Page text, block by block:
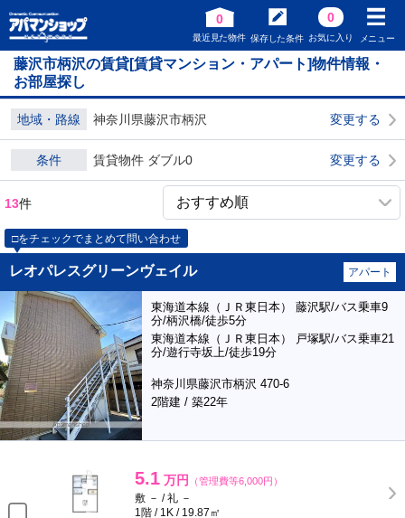
0
最近見た物件 保存した条件
0
お気に入り メニュー
藤沢市柄沢の賃貸[賃貸マンション・アパート]物件情報・
お部屋探し
地域・路線 神奈川県藤沢市柄沢 変更する
条件 賃貸物件 ダブル0 変更する
13件
□をチェックでまとめて問い合わせ
レオパレスグリーンヴェイル アパート
東海道本線（ＪＲ東日本） 藤沢駅/バス乗車9
分/柄沢橋/徒歩5分
東海道本線（ＪＲ東日本） 戸塚駅/バス乗車21
分/遊行寺坂上/徒歩19分
神奈川県藤沢市柄沢 470-6
2階建 / 築22年
5.1 万円 （管理費等6,000円）
敷 － / 礼 －
1階 / 1K / 19.87㎡